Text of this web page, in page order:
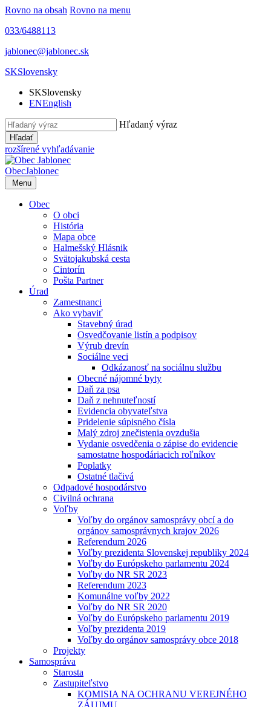
Rovno na obsah Rovno na menu
033/6488113
jablonec@jablonec.sk
SKSlovensky
SKSlovensky
ENEnglish
Hľadaný výraz
Hľadať
rozšírené vyhľadávanie
ObecJablonec
Menu
Obec
O obci
História
Mapa obce
Halmešský Hlásnik
Svätojakubská cesta
Cintorín
Pošta Partner
Úrad
Zamestnanci
Ako vybaviť
Stavebný úrad
Osvedčovanie listín a podpisov
Výrub drevín
Sociálne veci
Odkázanosť na sociálnu službu
Obecné nájomné byty
Daň za psa
Daň z nehnuteľností
Evidencia obyvateľstva
Pridelenie súpisného čísla
Malý zdroj znečistenia ovzdušia
Vydanie osvedčenia o zápise do evidencie
samostatne hospodáriacich roľníkov
Poplatky
Ostatné tlačivá
Odpadové hospodárstvo
Civilná ochrana
Voľby
Voľby do orgánov samosprávy obcí a do
orgánov samosprávnych krajov 2026
Referendum 2026
Voľby prezidenta Slovenskej republiky 2024
Voľby do Európskeho parlamentu 2024
Voľby do NR SR 2023
Referendum 2023
Komunálne voľby 2022
Voľby do NR SR 2020
Voľby do Európskeho parlamentu 2019
Voľby prezidenta 2019
Voľby do orgánov samosprávy obce 2018
Projekty
Samospráva
Starosta
Zastupiteľstvo
KOMISIA NA OCHRANU VEREJNÉHO
ZÁUJMU